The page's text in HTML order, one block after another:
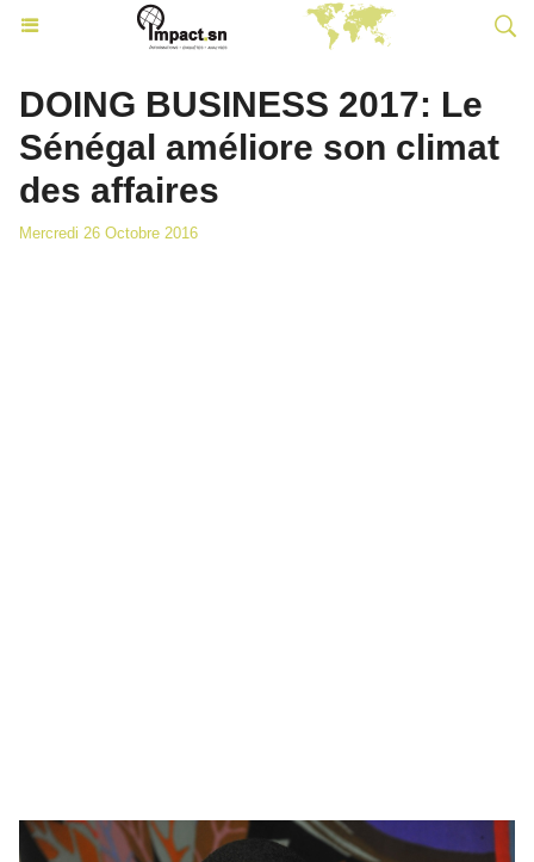
DOING BUSINESS 2017: Le
Sénégal améliore son climat
des affaires
Mercredi 26 Octobre 2016